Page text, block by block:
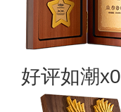
好评如潮x0